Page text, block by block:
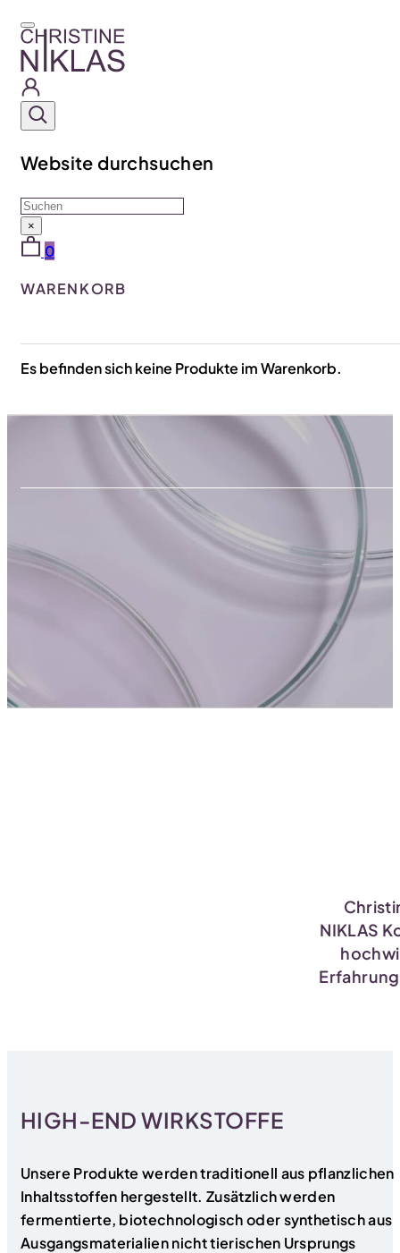
Website durchsuchen
Suchen
×
0
WARENKORB
Es befinden sich keine Produkte im Warenkorb.
NIKLAS
HIGH-END WIRKSTOFFE
Unsere Produkte werden traditionell aus pflanzlichen
Inhaltsstoffen hergestellt. Zusätzlich werden
fermentierte, biotechnologisch oder synthetisch aus
Ausgangsmaterialien nicht tierischen Ursprungs